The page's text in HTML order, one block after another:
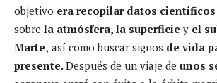
objetivo era recopilar datos científicos
sobre la atmósfera, la superficie y el
Marte, así como buscar signos de vida
presente.Después de un viaje de unos